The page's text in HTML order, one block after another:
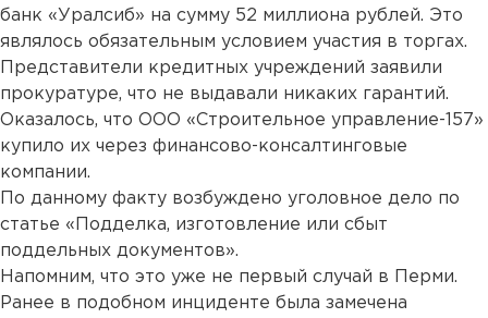
банк «Уралсиб» на сумму 52 миллиона рублей. Это
являлось обязательным условием участия в торгах.
Представители кредитных учреждений заявили
прокуратуре, что не выдавали никаких гарантий.
Оказалось, что ООО «Строительное управление-157»
купило их через финансово-консалтинговые
компании.
По данному факту возбуждено уголовное дело по
статье «Подделка, изготовление или сбыт
поддельных документов».
Напомним, что это уже не первый случай в Перми.
Ранее в подобном инциденте была замечена